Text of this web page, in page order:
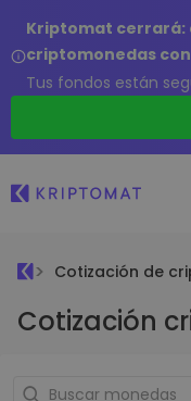
Kriptomat cerrará:
criptomonedas
Tus fondos están
Cotización de
Cotización